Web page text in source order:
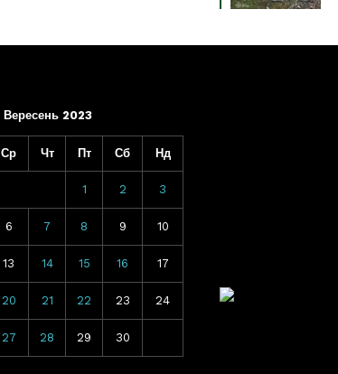
Вересень 2023
Ср Чт Пт Сб Нд
1 2 3
6 7 8 9 10
13 14 15 16 17
20 21 22 23 24
27 28 29 30